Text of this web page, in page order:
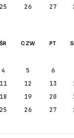
25 26 27
ŚR CZW PT
4 5 6
11 12 13
18 19 20
25 26 27